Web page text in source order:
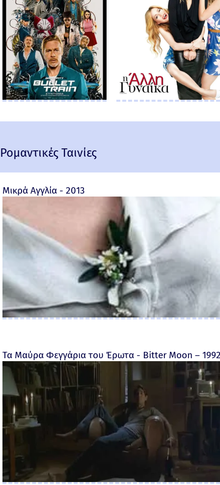
Ρομαντικές Ταινίες
Μικρά Αγγλία - 2013
Τα Μαύρα Φεγγάρια του Έρωτα - Bitter Moon –